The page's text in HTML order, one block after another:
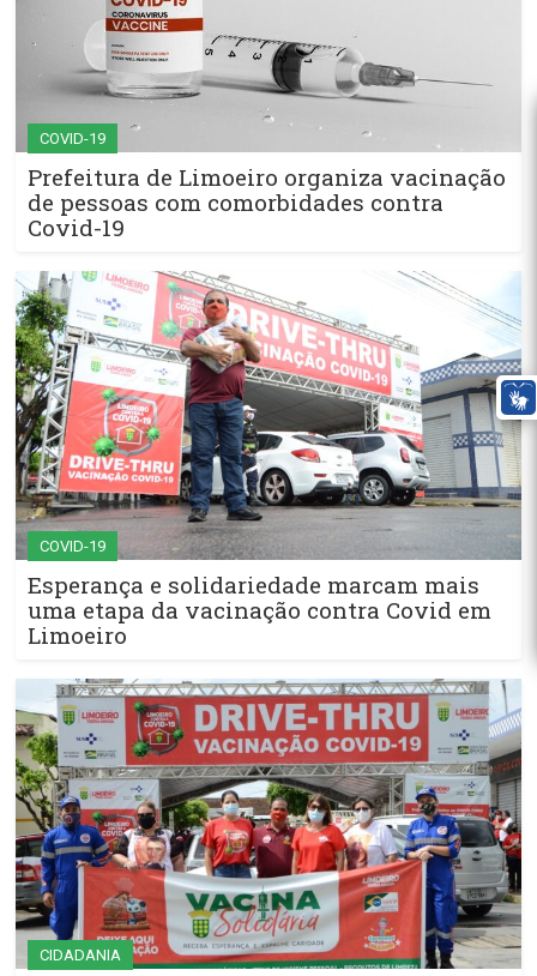
COVID-19
Prefeitura de Limoeiro organiza vacinação
de pessoas com comorbidades contra
Covid-19
COVID-19
Esperança e solidariedade marcam mais
uma etapa da vacinação contra Covid em
Limoeiro
CIDADANIA